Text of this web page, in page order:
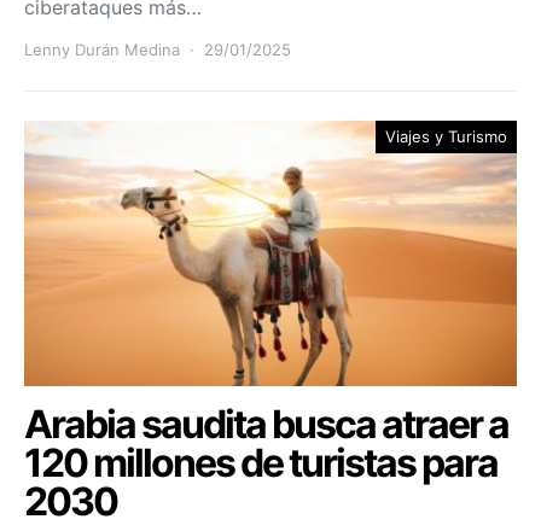
ciberataques más…
Lenny Durán Medina 29/01/2025
Viajes y Turismo
Arabia saudita busca atraer a
120 millones de turistas para
2030